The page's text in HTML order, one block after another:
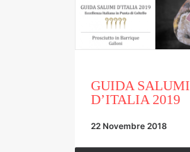
GUIDA SALUMI
D’ITALIA 2019
22 Novembre 2018